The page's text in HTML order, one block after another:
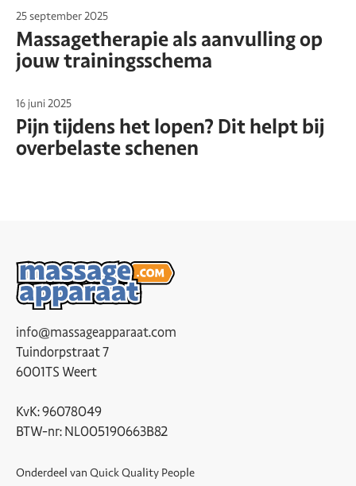
25 september 2025
Massagetherapie als aanvulling op
jouw trainingsschema
16 juni 2025
Pijn tijdens het lopen? Dit helpt bij
overbelaste schenen
info@massageapparaat.com
Tuindorpstraat 7
6001TS Weert
KvK: 96078049
BTW-nr: NL005190663B82
Onderdeel van Quick Quality People